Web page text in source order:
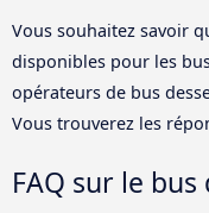
Vous souhaitez savoir
disponibles pour les
opérateurs de bus
Vous trouverez les
FAQ sur le